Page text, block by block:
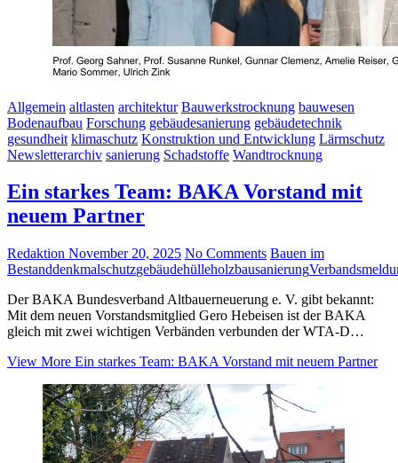
Allgemein altlasten architektur Bauwerkstrocknung bauwesen
Bodenaufbau Forschung gebäudesanierung gebäudetechnik
gesundheit klimaschutz Konstruktion und Entwicklung Lärmschutz
Newsletterarchiv sanierung Schadstoffe Wandtrocknung
Ein starkes Team: BAKA Vorstand mit
neuem Partner
Redaktion November 20, 2025 No Comments Bauen im
Bestanddenkmalschutzgebäudehülleholzbausanierung
Der BAKA Bundesverband Altbauerneuerung e. V. gibt bekannt:
Mit dem neuen Vorstandsmitglied Gero Hebeisen ist der BAKA
gleich mit zwei wichtigen Verbänden verbunden der WTA-D…
View More Ein starkes Team: BAKA Vorstand mit neuem Partner